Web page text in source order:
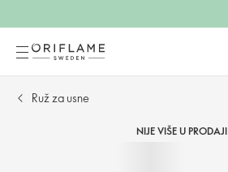
Ruž za usne
NIJE VIŠE U PRODAJI